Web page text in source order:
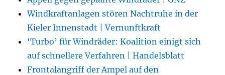
Windkraftanlagen stören Nachtruhe in der
Kieler Innenstadt | Vernunftkraft
‘Turbo’ für Windräder: Koalition einigt sich
auf schnellere Verfahren | Handelsblatt
Frontalangriff der Ampel auf den